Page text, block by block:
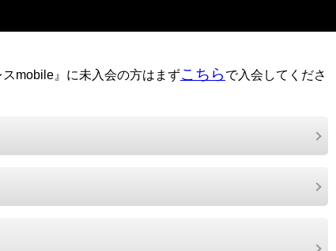
mobile』に未入会の方はまずこちら で入会してくださ